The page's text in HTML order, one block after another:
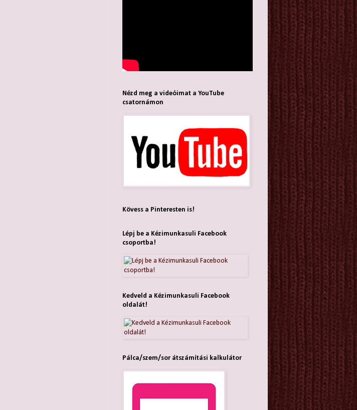
Nézd meg a videóimat a YouTube
csatornámon
Kövess a Pinteresten is!
Lépj be a Kézimunkasuli Facebook
csoportba!
Kedveld a Kézimunkasuli Facebook
oldalát!
Pálca/szem/sor átszámítási kalkulátor